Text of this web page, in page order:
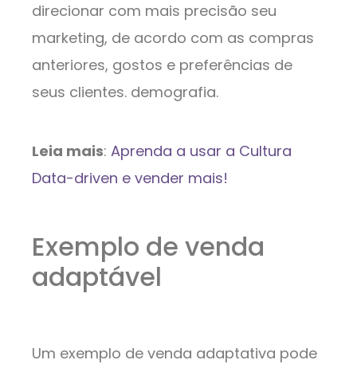
direcionar com mais precisão seu
marketing, de acordo com as compras
anteriores, gostos e preferências de
seus clientes. demografia.
Leia mais: Aprenda a usar a Cultura
Data-driven e vender mais!
Exemplo de venda
adaptável
Um exemplo de venda adaptativa pode